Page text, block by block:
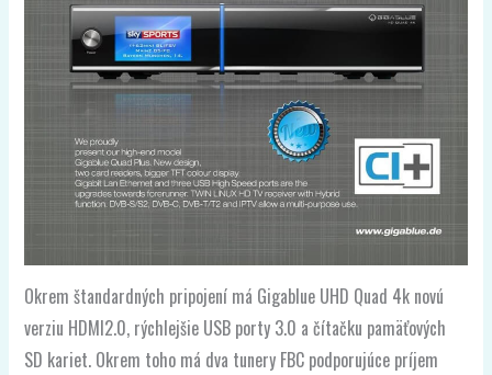
Okrem štandardných pripojení má Gigablue UHD Quad 4k novú
verziu HDMI2.0, rýchlejšie USB porty 3.0 a čítačku pamäťových
SD kariet. Okrem toho má dva tunery FBC podporujúce príjem